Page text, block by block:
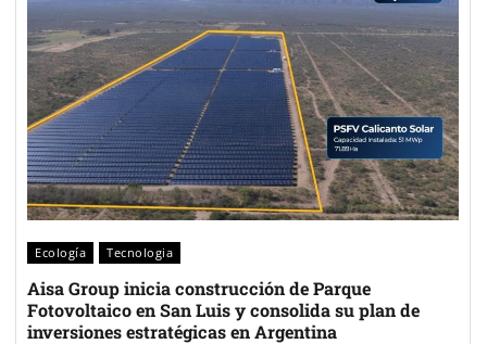
Ecología Tecnologia
Aisa Group inicia construcción de Parque
Fotovoltaico en San Luis y consolida su plan de
inversiones estratégicas en Argentina